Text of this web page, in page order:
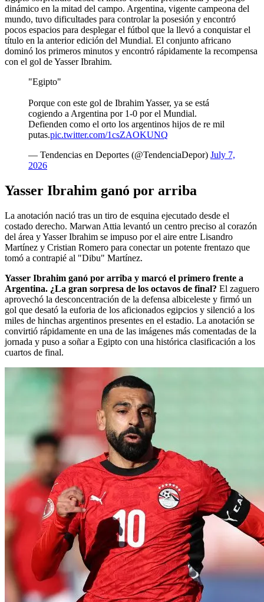
dinámico en la mitad del campo. Argentina, vigente campeona del
mundo, tuvo dificultades para controlar la posesión y encontró
pocos espacios para desplegar el fútbol que la llevó a conquistar el
título en la anterior edición del Mundial. El conjunto africano
dominó los primeros minutos y encontró rápidamente la recompensa
con el gol de Yasser Ibrahim.
"Egipto"
Porque con este gol de Ibrahim Yasser, ya se está
cogiendo a Argentina por 1-0 por el Mundial.
Defienden como el orto los argentinos hijos de re mil
putas.pic.twitter.com/1csZAOKUNQ
— Tendencias en Deportes (@TendenciaDepor) July 7,
2026
Yasser Ibrahim ganó por arriba
La anotación nació tras un tiro de esquina ejecutado desde el
costado derecho. Marwan Attia levantó un centro preciso al corazón
del área y Yasser Ibrahim se impuso por el aire entre Lisandro
Martínez y Cristian Romero para conectar un potente frentazo que
tomó a contrapié al "Dibu" Martínez.
Yasser Ibrahim ganó por arriba y marcó el primero frente a
Argentina. ¿La gran sorpresa de los octavos de final? El zaguero
aprovechó la desconcentración de la defensa albiceleste y firmó un
gol que desató la euforia de los aficionados egipcios y silenció a los
miles de hinchas argentinos presentes en el estadio. La anotación se
convirtió rápidamente en una de las imágenes más comentadas de la
jornada y puso a soñar a Egipto con una histórica clasificación a los
cuartos de final.